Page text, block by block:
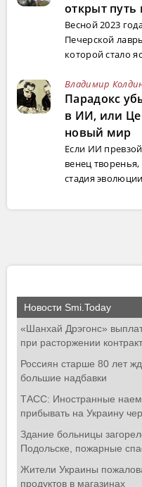
открыт путь
Весной 2023
Печерской
которой стало
Владимир
Парадокс
в ИИ, или
новый мир
Если ИИ
венец
стадия